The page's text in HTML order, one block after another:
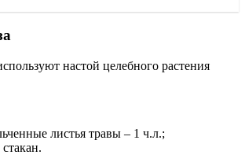
настой целебного растения
листья травы – 1 ч.л.;